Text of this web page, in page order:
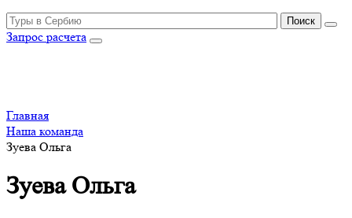
Запрос расчета
Главная
Наша команда
Зуева Ольга
Зуева Ольга